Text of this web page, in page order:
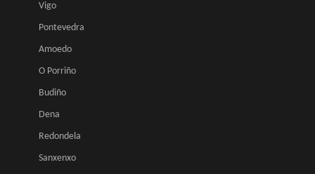
Vigo
Pontevedra
Amoedo
O Porriño
Budiño
Dena
Redondela
Sanxenxo